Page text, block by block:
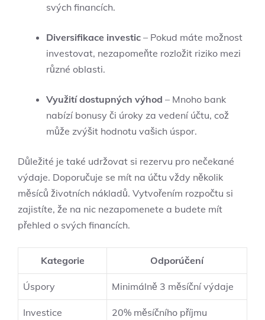
svých financích.
Diversifikace investic – Pokud máte možnost
investovat, nezapomeňte rozložit riziko mezi
různé oblasti.
Využití dostupných výhod – Mnoho bank
nabízí bonusy či úroky za vedení účtu, což
může zvýšit hodnotu vašich úspor.
Důležité je také udržovat si rezervu pro nečekané
výdaje. Doporučuje se mít na účtu vždy několik
měsíců životních nákladů. Vytvořením rozpočtu si
zajistíte, že na nic nezapomenete a budete mít
přehled o svých financích.
Kategorie Odporúčení
Úspory Minimálně 3 měsíční výdaje
Investice 20% měsíčního příjmu